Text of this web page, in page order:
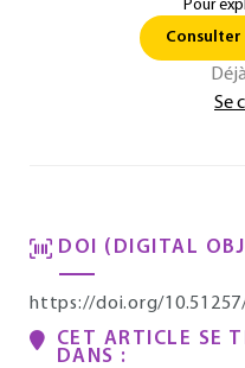
Pour
Se
DOI (DIGITAL
https://doi.org/
CET ARTICLE SE
DANS :